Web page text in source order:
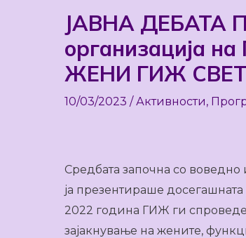
ЈАВНА ДЕБАТА
организација
ЖЕНИ ГИЖ
10/03/2023 /Активности,
Средбата започна со
ја презентираше
2022 година ГИЖ ги
зајакнување на жените,
Post